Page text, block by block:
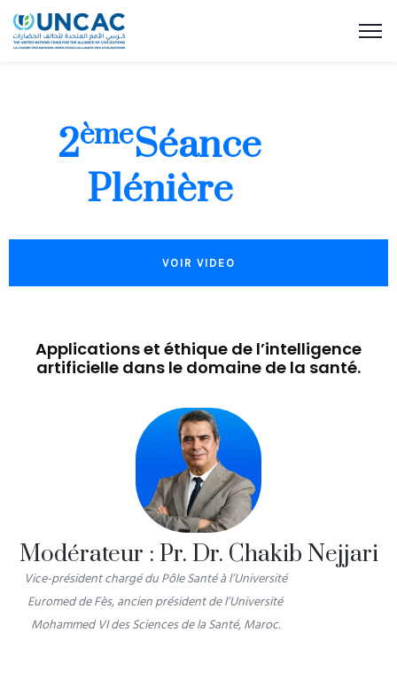
2èmeSéance
Plénière
VOIR VIDEO
Applications et éthique de l’intelligence
artificielle dans le domaine de la santé.
Modérateur : Pr. Dr. Chakib Nejjari
Vice-président chargé du Pôle Santé à l’Université
Euromed de Fès, ancien président de l’Université
Mohammed VI des Sciences de la Santé, Maroc.